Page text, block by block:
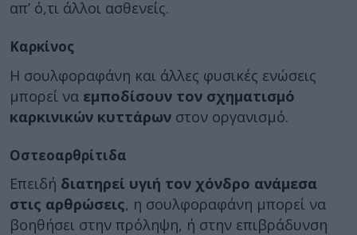
απ’ ό,τι άλλοι ασθενείς.
Καρκίνος
Η σουλφοραφάνη και άλλες φυσικές ενώσεις
μπορεί να εμποδίσουν τον σχηματισμό
καρκινικών κυττάρων στον οργανισμό.
Οστεοαρθρίτιδα
Επειδή διατηρεί υγιή τον χόνδρο ανάμεσα
στις αρθρώσεις, η σουλφοραφάνη μπορεί να
βοηθήσει στην πρόληψη, ή στην επιβράδυνση